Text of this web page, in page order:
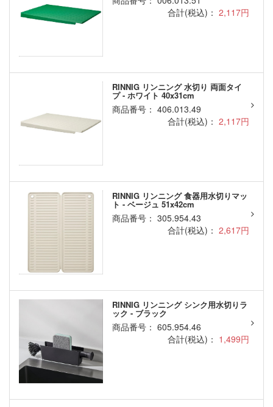
合計(税込)： 2,117円
RINNIG リンニング 水切り 両面タイ
プ - ホワイト 40x31cm
商品番号： 406.013.49
合計(税込)： 2,117円
RINNIG リンニング 食器用水切りマッ
ト - ベージュ 51x42cm
商品番号： 305.954.43
合計(税込)： 2,617円
RINNIG リンニング シンク用水切りラ
ック - ブラック
商品番号： 605.954.46
合計(税込)： 1,499円